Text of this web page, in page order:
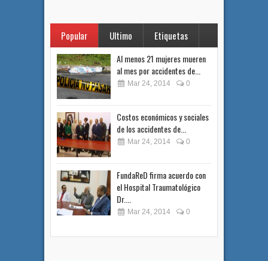
Popular Ultimo Etiquetas
Al menos 21 mujeres mueren
al mes por accidentes de...
Mar 24, 2014 0
Costos económicos y sociales
de los accidentes de...
Mar 24, 2014 0
FundaReD firma acuerdo con
el Hospital Traumatológico
Dr....
Mar 24, 2014 0